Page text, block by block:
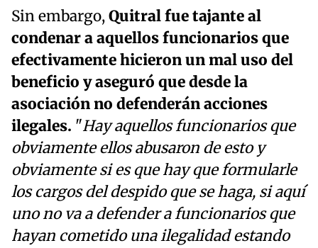
Sin embargo,Quitral fue tajante al
condenar a aquellos funcionarios que
efectivamente hicieron un mal uso del
beneficio y aseguró que desde la
asociación no defenderán acciones
ilegales. "Hay aquellos funcionarios que
obviamente ellos abusaron de esto y
obviamente si es que hay que formularle
los cargos del despido que se haga, si aquí
uno no va a defender a funcionarios que
hayan cometido una ilegalidad estando